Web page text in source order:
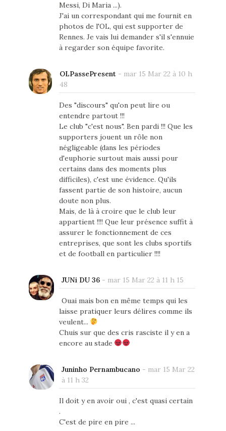
Messi, Di Maria ...).
J'ai un correspondant qui me fournit en
photos de l'OL, qui est supporter de
Rennes. Je vais lui demander s'il s'ennuie
à regarder son équipe favorite.
OLPassePresent- mar 15 Mar 22 à 10 h
48
Des "discours" qu'on peut lire ou
entendre partout !!!
Le club "c'est nous". Ben pardi !!! Que les
supporters jouent un rôle non
négligeable (dans les périodes
d'euphorie surtout mais aussi pour
certains dans des moments plus
difficiles), c'est une évidence. Qu'ils
fassent partie de son histoire, aucun
doute non plus.
Mais, de là à croire que le club leur
appartient !!!! Que leur présence suffit à
assurer le fonctionnement de ces
entreprises, que sont les clubs sportifs
et de football en particulier !!!!
JUNi DU 36- mar 15 Mar 22 à 11 h 15
Ouai mais bon en même temps qui les
laisse pratiquer leurs délires comme ils
veulent...
Chuis sur que des cris rasciste il y en a
encore au stade
Juninho Pernambucano - mar 15 Mar 22
à 11 h 32
Il doit y en avoir oui , c'est quasi certain
.
C'est de pire en pire ...